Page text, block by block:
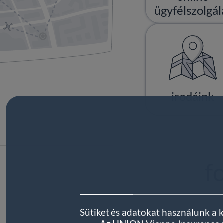
Sütiket és adatokat használunk a
irodáink